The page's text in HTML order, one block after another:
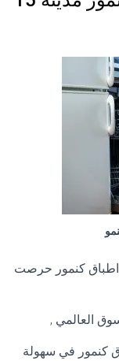
اطباق كنمور حرصت
العالمي ,
كنمور في سهولة